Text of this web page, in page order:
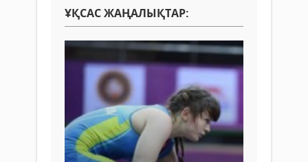
ҰҚСАС ЖАҢАЛЫҚТАР: